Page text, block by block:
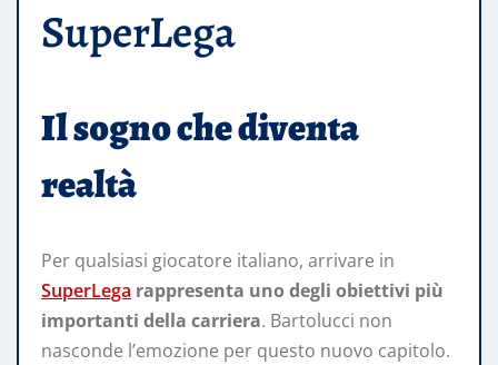
SuperLega
Il sogno che diventa
realtà
Per qualsiasi giocatore italiano, arrivare in
SuperLega rappresenta uno degli obiettivi più
importanti della carriera. Bartolucci non
nasconde l’emozione per questo nuovo capitolo.